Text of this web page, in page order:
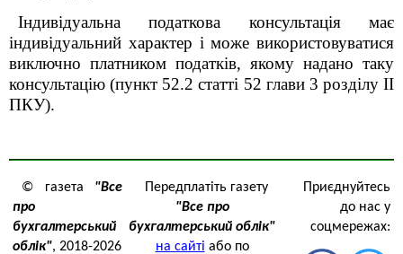
Індивідуальна податкова консультація має
індивідуальний характер і може використовуватися
виключно платником податків, якому надано таку
консультацію (пункт 52.2 статті 52 глави 3 розділу ІІ
ПКУ).
© газета "Все
про
бухгалтерський
облік", 2018-2026
Передплатіть газету
"Все про
бухгалтерський облік"
на сайті або по
Приєднуйтесь
до нас у
соцмережах: